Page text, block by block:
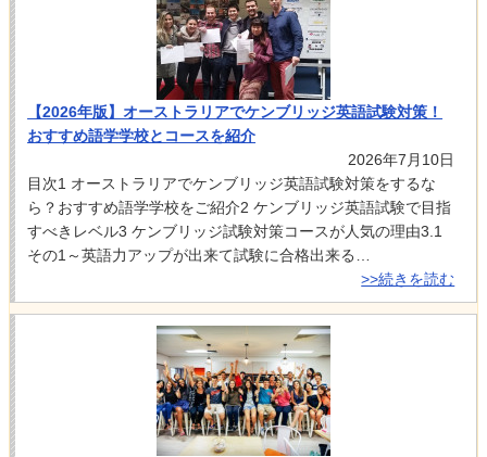
【2026年版】オーストラリアでケンブリッジ英語試験対策！
おすすめ語学学校とコースを紹介
2026年7月10日
目次1 オーストラリアでケンブリッジ英語試験対策をするな
ら？おすすめ語学学校をご紹介2 ケンブリッジ英語試験で目指
すべきレベル3 ケンブリッジ試験対策コースが人気の理由3.1
その1～英語力アップが出来て試験に合格出来る…
>>続きを読む